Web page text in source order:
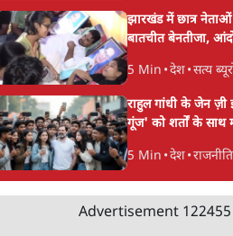
झारखंड में छात्र
बातचीत बेनतीजा,
5 Min •देश•सत्य
राहुल गांधी के जेन ज़ी
गूंज' को शर्तों के साथ
5 Min •देश•
Advertisement 122455